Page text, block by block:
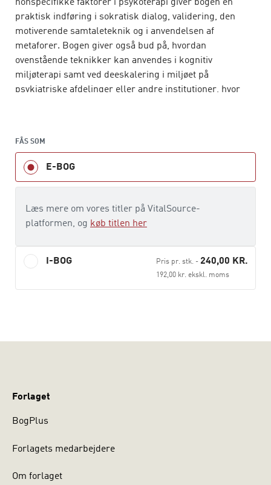
nonspecifikke faktorer i psykoterapi giver bogen en
praktisk indføring i sokratisk dialog, validering, den
motiverende samtaleteknik og i anvendelsen af
metaforer. Bogen giver også bud på, hvordan
ovenstående teknikker kan anvendes i kognitiv
miljøterapi samt ved deeskalering i miljøet på
psykiatriske afdelinger eller andre institutioner, hvor
og særligt afsluttes hvert kapitel med en længere case
med dialogudskrift fra terapien. To gennemgående
cases i bogen illustrerer anvendelsen af de
samtaletekniske metoder i klinisk praksis.
Bogen henvender sig til såvel nye som erfarne klinikere,
der arbejder med terapeutiske samtaler med patienter,
Stine Bjerrum Møller er specialpsykolog og ph.d. og
arbejder i Region Hovedstadens Psykiatri som
FÅS SOM
E-BOG
Læs mere om vores titler på VitalSource-
platformen, og køb titlen her
I-BOG Pris pr. stk.- 240,00 KR.
192,00 kr. ekskl. moms
Forlaget
BogPlus
Forlagets medarbejdere
Om forlaget